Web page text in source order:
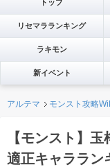
トップ
リセマラランキング
ラキモン
新イベント
アルテマ モンスト攻略
【モンスト】
適正キャララン